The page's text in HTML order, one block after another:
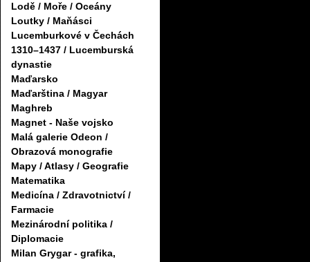
Lodě / Moře / Oceány
Loutky / Maňásci
Lucemburkové v Čechách
1310–1437 / Lucemburská
dynastie
Maďarsko
Maďarština / Magyar
Maghreb
Magnet - Naše vojsko
Malá galerie Odeon /
Obrazová monografie
Mapy / Atlasy / Geografie
Matematika
Medicína / Zdravotnictví /
Farmacie
Mezinárodní politika /
Diplomacie
Milan Grygar - grafika,